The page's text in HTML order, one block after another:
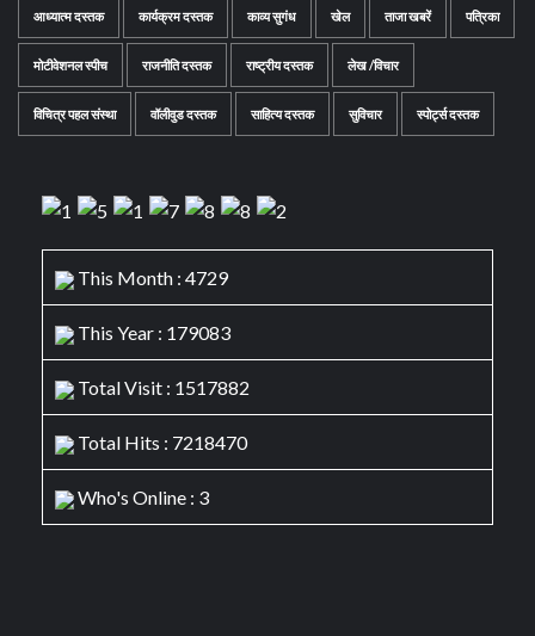
आध्यात्म दस्तक कार्यक्रम दस्तक काव्य सुगंध खेल ताजा खबरें पत्रिका
मोटीवेशनल स्पीच राजनीति दस्तक राष्ट्रीय दस्तक लेख /विचार
विचित्र पहल संस्था वॉलीवुड दस्तक साहित्य दस्तक सुविचार स्पोर्ट्स दस्तक
This Month : 4729
This Year : 179083
Total Visit : 1517882
Total Hits : 7218470
Who's Online : 3